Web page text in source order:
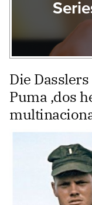
Die
Puma ,dos